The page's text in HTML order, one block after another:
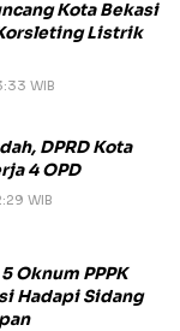
Kota Bekasi
Listrik
WIB
DPRD Kota
4 OPD
WIB
Oknum PPPK
Hadapi Sidang